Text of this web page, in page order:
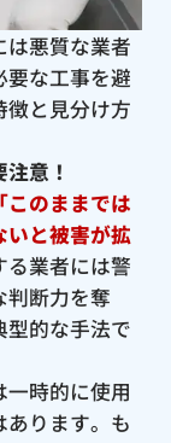
悪質な業者
要な工事を避
徴と見分け方
意！
「このままでは
いと被害が拡
る業者には警
判断力を奪
型的な手法で
時的に使用
ります。も